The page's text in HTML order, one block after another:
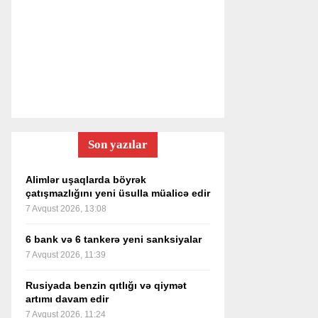
Son yazılar
Alimlər uşaqlarda böyrək
çatışmazlığını yeni üsulla müalicə edir
7 Avqust 2026, 13:08
6 bank və 6 tankerə yeni sanksiyalar
7 Avqust 2026, 11:39
Rusiyada benzin qıtlığı və qiymət
artımı davam edir
7 Avqust 2026, 11:24